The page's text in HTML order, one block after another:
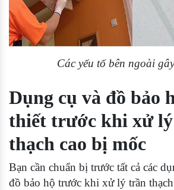
Các yếu tố bên ngoài
Dụng cụ và đồ bảo
thiết trước khi xử
thạch cao bị mốc
Bạn cần chuẩn bị trước tất cả các
đồ bảo hộ trước khi xử lý trần